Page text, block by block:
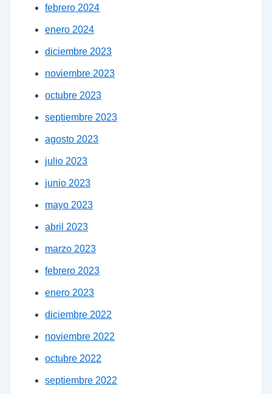
febrero 2024
enero 2024
diciembre 2023
noviembre 2023
octubre 2023
septiembre 2023
agosto 2023
julio 2023
junio 2023
mayo 2023
abril 2023
marzo 2023
febrero 2023
enero 2023
diciembre 2022
noviembre 2022
octubre 2022
septiembre 2022